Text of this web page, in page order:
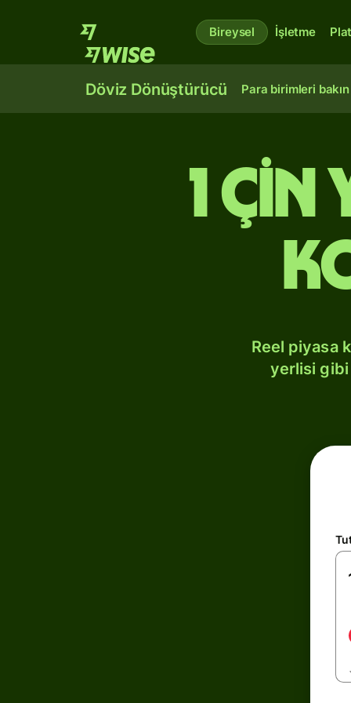
Bireysel İşletme
Döviz Dönüştürücü Para birimleri bakın
1
Reel piyasa
yerlisi gibi